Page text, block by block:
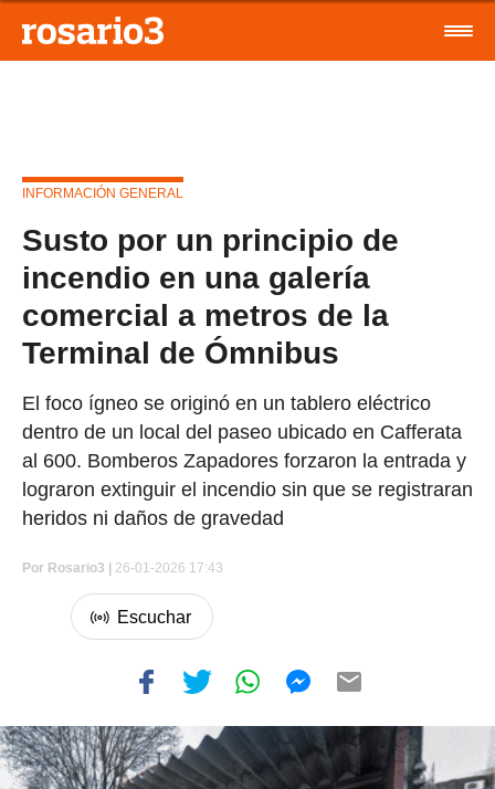
INFORMACIÓN GENERAL
Susto por un principio de
incendio en una galería
comercial a metros de la
Terminal de Ómnibus
El foco ígneo se originó en un tablero eléctrico
dentro de un local del paseo ubicado en Cafferata
al 600. Bomberos Zapadores forzaron la entrada y
lograron extinguir el incendio sin que se registraran
heridos ni daños de gravedad
Por Rosario3 | 26-01-2026 17:43